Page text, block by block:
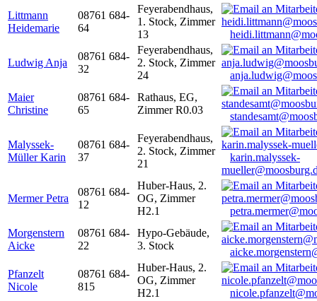
Littmann
Heidemarie
08761 684-
64
Feyerabendhaus,
1. Stock, Zimmer
13
Ludwig Anja
08761 684-
32
Feyerabendhaus,
2. Stock, Zimmer
24
Maier
Christine
08761 684-
65
Rathaus, EG,
Zimmer R0.03
Malyssek-
Müller Karin
08761 684-
37
Feyerabendhaus,
2. Stock, Zimmer
21
karin.malyssek-
Mermer Petra
08761 684-
12
Huber-Haus, 2.
OG, Zimmer
H2.1
Morgenstern
Aicke
08761 684-
22
Hypo-Gebäude,
3. Stock
Pfanzelt
Nicole
08761 684-
815
Huber-Haus, 2.
OG, Zimmer
H2.1